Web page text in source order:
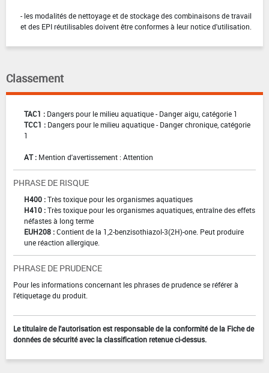
- les modalités de nettoyage et de stockage des combinaisons de travail
et des EPI réutilisables doivent être conformes à leur notice d'utilisation.
Classement
TAC1 : Dangers pour le milieu aquatique - Danger aigu, catégorie 1
TCC1 : Dangers pour le milieu aquatique - Danger chronique, catégorie
1
AT : Mention d'avertissement : Attention
PHRASE DE RISQUE
H400 :Très toxique pour les organismes aquatiques
H410 :Très toxique pour les organismes aquatiques, entraîne des effets
néfastes à long terme
EUH208 :Contient de la 1,2-benzisothiazol-3(2H)-one. Peut produire
une réaction allergique.
PHRASE DE PRUDENCE
Pour les informations concernant les phrases de prudence se référer à
l'étiquetage du produit.
Le titulaire de l'autorisation est responsable de la conformité de la Fiche de
données de sécurité avec la classification retenue ci-dessus.